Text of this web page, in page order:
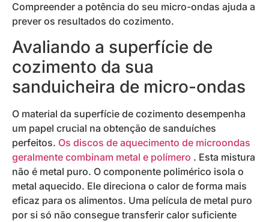
Compreender a potência do seu micro-ondas ajuda a
prever os resultados do cozimento.
Avaliando a superfície de
cozimento da sua
sanduicheira de micro-ondas
O material da superfície de cozimento desempenha
um papel crucial na obtenção de sanduíches
perfeitos. Os discos de aquecimento de microondas
geralmente combinam metal e polímero . Esta mistura
não é metal puro. O componente polimérico isola o
metal aquecido. Ele direciona o calor de forma mais
eficaz para os alimentos. Uma película de metal puro
por si só não consegue transferir calor suficiente